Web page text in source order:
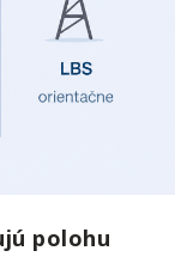
polohu